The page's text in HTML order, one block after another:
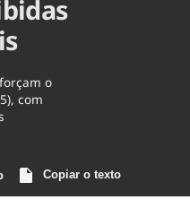
o
com
Copiar o texto